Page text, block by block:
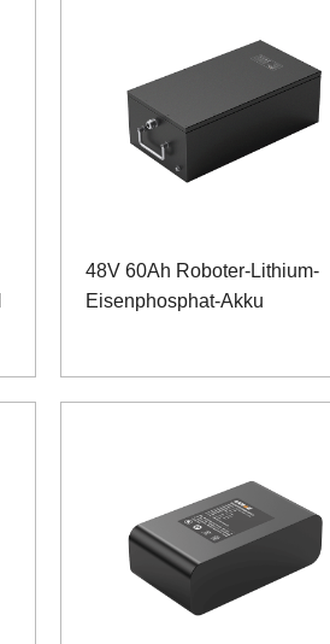
48V 60Ah Roboter-Lithium-
Eisenphosphat-Akku